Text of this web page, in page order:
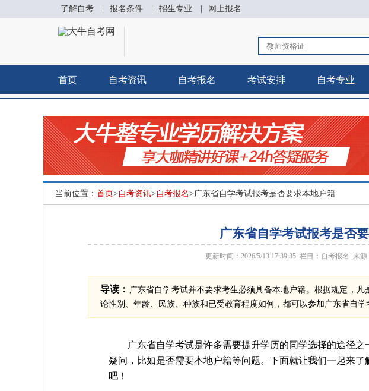
了解自考 报名条件 招生专业 网上报名
首页 自考资讯 自考报名 考试安排 自考专业
当前位置： 首页> 自考资讯> 自考报名>广东省自学考试报考是否要求本地户籍
广东省自学考试报考是否
更新时间：2026/5/13 17:39:35 栏目： 自考报名 来源
导读： 广东省自学考试并不要求考生必须具备本地户籍。根据规定，
论性别、年龄、民族、种族和已受教育程度如何，都可以参加广东省自学
广东省自学考试是许多需要提升学历的同学选择的途径
疑问，比如是否需要本地户籍等问题。下面就让我们一起来
吧！